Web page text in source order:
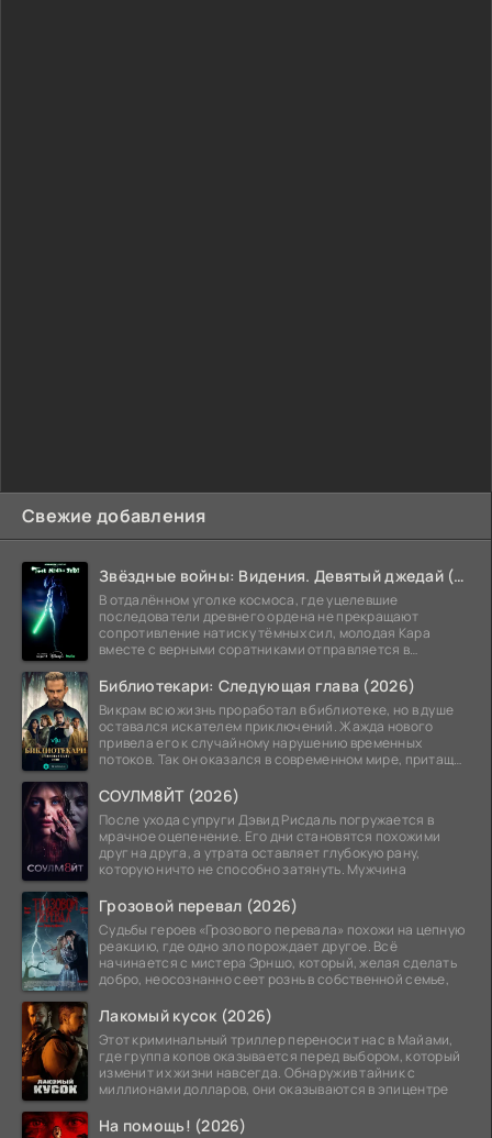
Свежие добавления
Звёздные войны: Видения. Девятый джедай (2026)
В отдалённом уголке космоса, где уцелевшие
последователи древнего ордена не прекращают
сопротивление натиску тёмных сил, молодая Кара
вместе с верными соратниками отправляется в
Библиотекари: Следующая глава (2026)
Викрам всю жизнь проработал в библиотеке, но в душе
оставался искателем приключений. Жажда нового
привела его к случайному нарушению временных
потоков. Так он оказался в современном мире, притащив
СОУЛМ8ЙТ (2026)
После ухода супруги Дэвид Рисдаль погружается в
мрачное оцепенение. Его дни становятся похожими
друг на друга, а утрата оставляет глубокую рану,
которую ничто не способно затянуть. Мужчина
Грозовой перевал (2026)
Судьбы героев «Грозового перевала» похожи на цепную
реакцию, где одно зло порождает другое. Всё
начинается с мистера Эрншо, который, желая сделать
добро, неосознанно сеет рознь в собственной семье,
Лакомый кусок (2026)
Этот криминальный триллер переносит нас в Майами,
где группа копов оказывается перед выбором, который
изменит их жизни навсегда. Обнаружив тайник с
миллионами долларов, они оказываются в эпицентре
На помощь! (2026)